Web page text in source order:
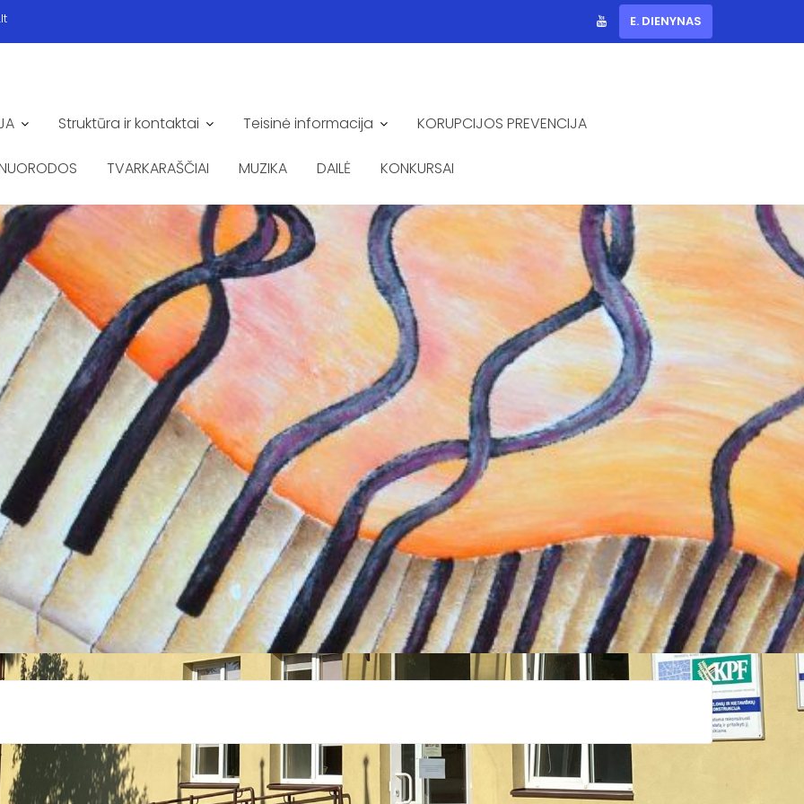
E. DIENYNAS
Struktūra ir kontaktai Teisinė informacija KORUPCIJOS PREVENCIJA
TVARKARAŠČIAI MUZIKA DAILĖ KONKURSAI